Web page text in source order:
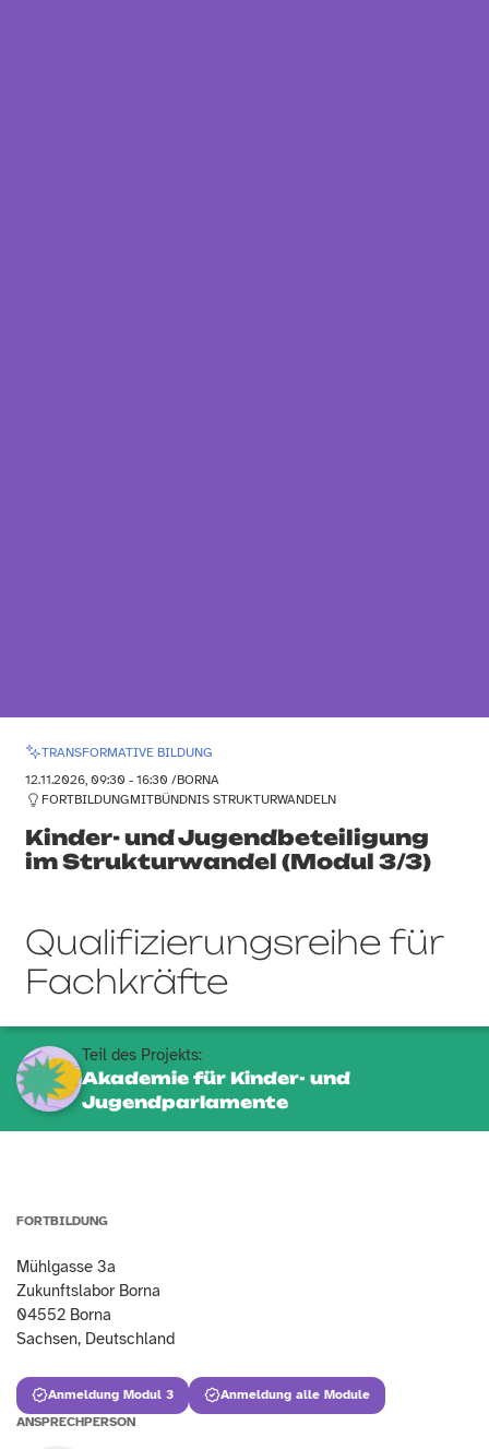
TRANSFORMATIVE BILDUNG
12.11.2026, 09:30 - 16:30 /BORNA
FORTBILDUNGMITBÜNDNIS STRUKTURWANDELN
Kinder- und Jugendbeteiligung
im Strukturwandel (Modul 3/3)
Qualifizierungsreihe für
Fachkräfte
Teil des Projekts:
Akademie für Kinder- und
Jugendparlamente
FORTBILDUNG
Mühlgasse 3a
Zukunftslabor Borna
04552 Borna
Sachsen, Deutschland
Anmeldung Modul 3
Anmeldung alle Module
ANSPRECHPERSON